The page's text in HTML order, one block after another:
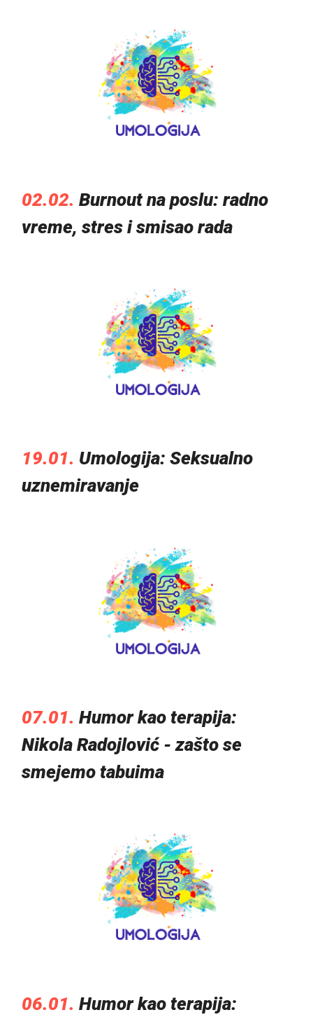
02.02. Burnout na poslu: radno
vreme, stres i smisao rada
19.01. Umologija: Seksualno
uznemiravanje
07.01. Humor kao terapija:
Nikola Radojlović - zašto se
smejemo tabuima
06.01. Humor kao terapija: